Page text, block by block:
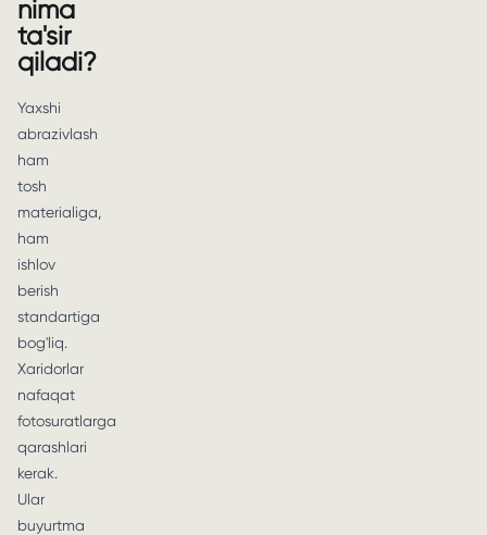
nima
ta'sir
qiladi?
Yaxshi
abrazivlash
ham
tosh
materialiga,
ham
ishlov
berish
standartiga
bog'liq.
Xaridorlar
nafaqat
fotosuratlarga
qarashlari
kerak.
Ular
buyurtma